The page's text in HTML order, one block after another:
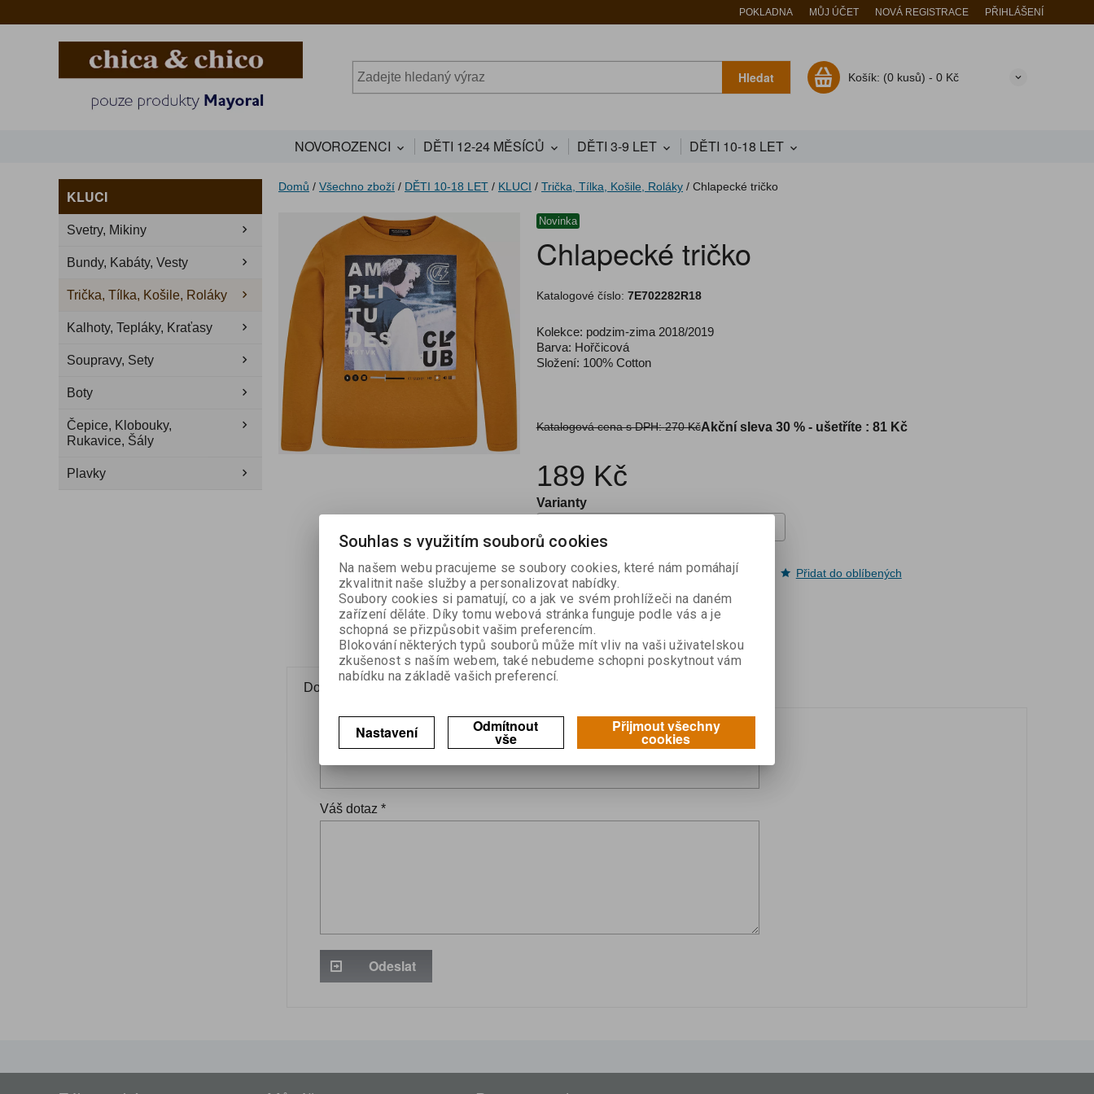
POKLADNA MŮJ ÚČET NOVÁ REGISTRACE PŘIHLÁŠENÍ
Hledat Košík: (0 kusů) - 0 Kč
NOVOROZENCI DĚTI 12-24 MĚSÍCŮ DĚTI 3-9 LET DĚTI 10-18 LET
KLUCI
Svetry, Mikiny
Bundy, Kabáty, Vesty
Trička, Tílka, Košile, Roláky
Kalhoty, Tepláky, Kraťasy
Soupravy, Sety
Boty
Čepice, Klobouky,
Rukavice, Šály
Plavky
Domů / Všechno zboží / DĚTI 10-18 LET / KLUCI / Trička, Tílka, Košile, Roláky / Chlapecké tričko
Novinka
Chlapecké tričko
Katalogové číslo: 7E702282R18
Kolekce: podzim-zima 2018/2019
Barva: Hořčicová
Složení: 100% Cotton
Katalogová cena s DPH:270 KčAkční sleva 30 % - ušetříte : 81 Kč
189 Kč
Varianty


Koupit Přidat do oblíbených
Skladem:1
Dotaz na výrobek Doporučit výrobek
Váš email *
Váš dotaz *
Odeslat
Souhlas s využitím souborů cookies
Na našem webu pracujeme se soubory cookies, které nám pomáhají
zkvalitnit naše služby a personalizovat nabídky.
Soubory cookies si pamatují, co a jak ve svém prohlížeči na daném
zařízení děláte. Díky tomu webová stránka funguje podle vás a je
schopná se přizpůsobit vašim preferencím.
Blokování některých typů souborů může mít vliv na vaši uživatelskou
zkušenost s naším webem, také nebudeme schopni poskytnout vám
nabídku na základě vašich preferencí.
Nastavení Odmítnout
vše
Přijmout všechny
cookies